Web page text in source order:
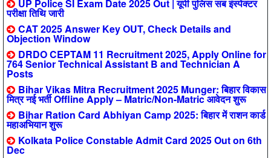
UP Police SI Exam Date 2025 Out | यूपी पुलिस सब इंस्पेक्टर
परीक्षा तिथि जारी
CAT 2025 Answer Key OUT, Check Details and
Objection Window
DRDO CEPTAM 11 Recruitment 2025, Apply Online for
764 Senior Technical Assistant B and Technician A
Posts
Bihar Vikas Mitra Recruitment 2025 Munger: बिहार विकास
मित्र नई भर्ती Offline Apply – Matric/Non-Matric आवेदन शुरू
Bihar Ration Card Abhiyan Camp 2025: बिहार में राशन कार्ड
महाअभियान शुरू
Kolkata Police Constable Admit Card 2025 Out on 6th
Dec